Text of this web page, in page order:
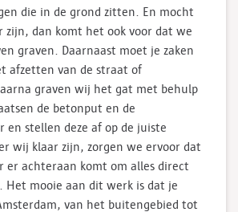
die in de grond zitten. En mocht
zijn, dan komt het ook voor dat we
graven. Daarnaast moet je zaken
afzetten van de straat of
graven wij het gat met behulp
de betonput en de
en stellen deze af op de juiste
wij klaar zijn, zorgen we ervoor dat
er achteraan komt om alles direct
mooie aan dit werk is dat je
van het buitengebied tot